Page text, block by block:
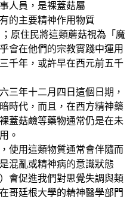
人員，是裸蓋菇屬
有的主要精神作用物質
；原住民將這類蘑菇視為「魔
會在他們的宗教實踐中運用
千年，或許早在西元前五千
三年十二月四日這個日期，
時代，而且，在西方精神藥
蓋菇鹼等藥物通常仍是在未
。
使用這類物質通常會伴隨而
混亂或精神病的意識狀態
會促進我們對思覺失調與類
哥廷根大學的精神醫學部門